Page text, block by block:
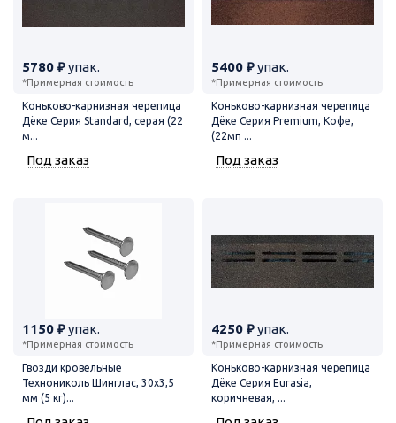
5780 ₽упак.
*Примерная стоимость
Коньково-карнизная черепица
Дёке Серия Standard, серая (22
м...
Под заказ
5400 ₽упак.
*Примерная стоимость
Коньково-карнизная черепица
Дёке Серия Premium, Кофе,
(22мп ...
Под заказ
1150 ₽упак.
*Примерная стоимость
Гвозди кровельные
Технониколь Шинглас, 30х3,5
мм (5 кг)...
4250 ₽упак.
*Примерная стоимость
Коньково-карнизная черепица
Дёке Серия Eurasia,
коричневая, ...